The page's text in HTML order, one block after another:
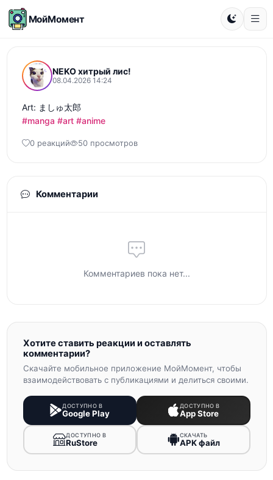
МойМомент
NEKO хитрый лис!
08.04.2026 14:24
#manga #art #anime
0 реакций 50 просмотров
Комментарии
Комментариев пока нет...
Хотите ставить реакции и оставлять
комментарии?
Скачайте мобильное приложение МойМомент, чтобы
взаимодействовать с публикациями и делиться своими.
ДОСТУПНО В
Google Play
ДОСТУПНО В
App Store
ДОСТУПНО В
RuStore
СКАЧАТЬ
APK файл